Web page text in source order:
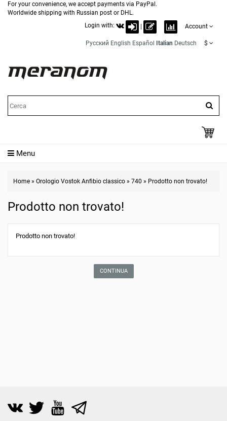
For your convenience, we accept payments via PayPal.
Worldwide shipping with Russian post or DHL.
Login with:
Account
Русский English Español Italian Deutsch $
Menu
Home » Orologio Vostok Anfibio classico » 740 » Prodotto non trovato!
Prodotto non trovato!
Prodotto non trovato!
CONTINUA